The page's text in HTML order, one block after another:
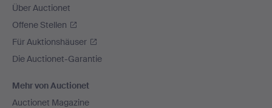
Über Auctionet
Offene Stellen
Für Auktionshäuser
Die Auctionet-Garantie
Mehr von Auctionet
Auctionet Magazine